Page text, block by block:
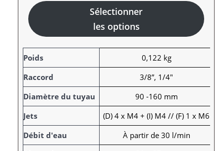
Sélectionner
les options
A
t
t
r
i
b
u
t
V
a
l
e
u
Poids
0,122 kg
Raccord
3/8”, 1/4"
Diamètre du tuyau
90 -160 mm
Jets
(D) 4 x M4 + (I) M4 // (F) 1 x M6
Débit d'eau
À partir de 30 l/min